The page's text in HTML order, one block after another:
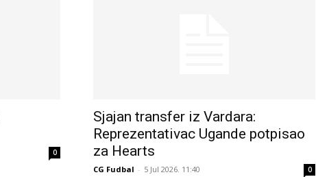
0
Sjajan transfer iz Vardara:
Reprezentativac Ugande potpisao
za Hearts
CG Fudbal - 5 Jul 2026. 11:40 0